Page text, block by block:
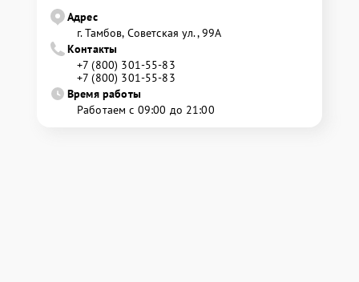
Адрес
г. Тамбов, Советская ул., 99А
Контакты
+7 (800) 301-55-83
+7 (800) 301-55-83
Время работы
Работаем с 09:00 до 21:00